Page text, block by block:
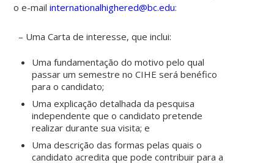
o e-mailinternationalhighered@bc.edu:
– Uma Carta de interesse, que inclui:
Uma fundamentação do motivo pelo qual
passar um semestre no CIHE será benéfico
para o candidato;
Uma explicação detalhada da pesquisa
independente que o candidato pretende
realizar durante sua visita; e
Uma descrição das formas pelas quais o
candidato acredita que pode contribuir para a